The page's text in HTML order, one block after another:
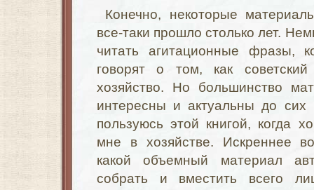
Конечно, некоторые
все-таки прошло столько лет.
читать агитационные фразы,
говорят о том, как
хозяйство. Но большинство
интересны и актуальны до
пользуюсь этой книгой, когда
мне в хозяйстве. Искреннее
какой объемный материал
собрать и вместить всего